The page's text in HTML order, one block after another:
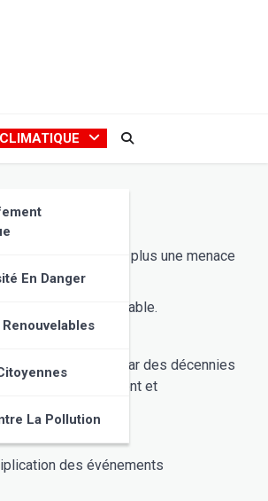
En Danger
La Pollution
n’est plus une menace
pour un avenir durable.
confirmée par des décennies
pas rapidement et
des événements